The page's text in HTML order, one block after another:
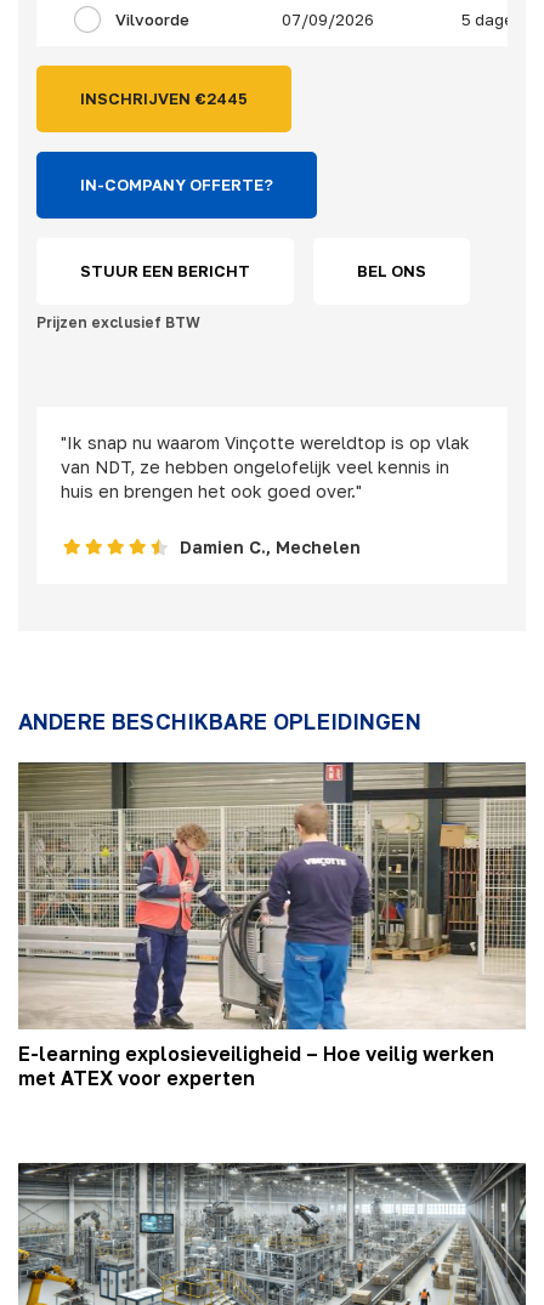
Vilvoorde 07/09/2026 5 dagen
INSCHRIJVEN €2445
IN-COMPANY OFFERTE?
STUUR EEN BERICHT BEL ONS
Prijzen exclusief BTW
"Ik snap nu waarom Vinçotte wereldtop is op vlak
van NDT, ze hebben ongelofelijk veel kennis in
huis en brengen het ook goed over."
Damien C., Mechelen
ANDERE BESCHIKBARE OPLEIDINGEN
E-learning explosieveiligheid – Hoe veilig werken
met ATEX voor experten